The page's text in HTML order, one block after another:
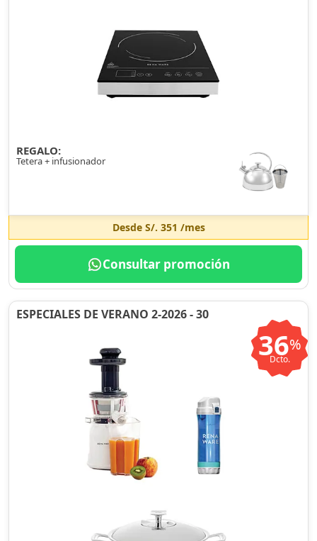
REGALO:
Tetera + infusionador
Desde S/. 351 /mes
Consultar promoción
ESPECIALES DE VERANO 2-2026 - 30
36%
Dcto.